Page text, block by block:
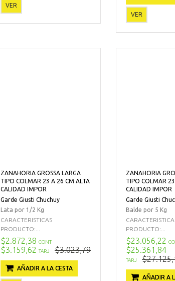
VER
VER
ZANAHORIA GROSSA LARGA
TIPO COLMAR 23 A 26 CM ALTA
CALIDAD IMPOR
Garde Giusti Chuchuy
Lata por 1/2 Kg
CARACTERISTICAS
PRODUCTO:...
$2.872,38 CONT
$3.159,62 TARJ $3.023,79
AÑADIR A LA CESTA
ZANAHORIA
TIPO COLMAR
CALIDAD IMPOR
Garde Giusti
Balde por 5 Kg
PRODUCTO:...
$23.056,22
$25.361,84
TARJ
AÑADIR A